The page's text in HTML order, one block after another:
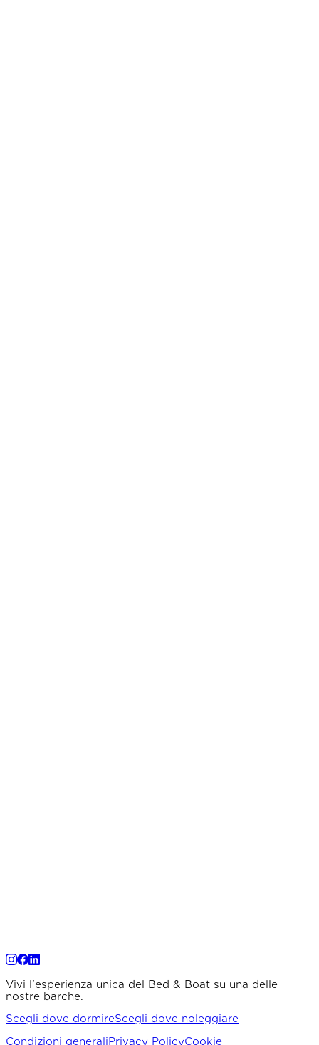
Vivi l'esperienza unica del Bed & Boat su una delle
nostre barche.
Scegli dove dormireScegli dove noleggiare
Condizioni generaliPrivacy PolicyCookie